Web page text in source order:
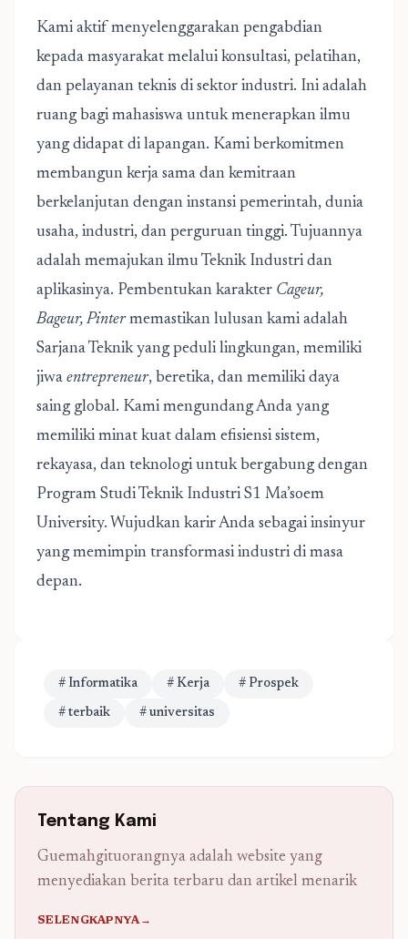
Kami aktif menyelenggarakan pengabdian
kepada masyarakat melalui konsultasi, pelatihan,
dan pelayanan teknis di sektor industri. Ini adalah
ruang bagi mahasiswa untuk menerapkan ilmu
yang didapat di lapangan. Kami berkomitmen
membangun kerja sama dan kemitraan
berkelanjutan dengan instansi pemerintah, dunia
usaha, industri, dan perguruan tinggi. Tujuannya
adalah memajukan ilmu Teknik Industri dan
aplikasinya. Pembentukan karakter Cageur,
Bageur, Pintermemastikan lulusan kami adalah
Sarjana Teknik yang peduli lingkungan, memiliki
jiwa entrepreneur, beretika, dan memiliki daya
saing global. Kami mengundang Anda yang
memiliki minat kuat dalam efisiensi sistem,
rekayasa, dan teknologi untuk bergabung dengan
Program Studi Teknik Industri S1 Ma’soem
University. Wujudkan karir Anda sebagai insinyur
yang memimpin transformasi industri di masa
depan.
# Informatika # Kerja # Prospek
# terbaik # universitas
Tentang Kami
Guemahgituorangnya adalah website yang
menyediakan berita terbaru dan artikel menarik
SELENGKAPNYA→